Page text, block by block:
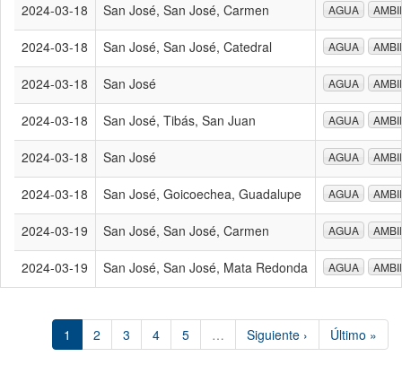
2024-03-18 San José, San José, Carmen AGUA
2024-03-18 San José, San José, Catedral AGUA
2024-03-18 San José AGUA
2024-03-18 San José, Tibás, San Juan AGUA
2024-03-18 San José AGUA
2024-03-18 San José, Goicoechea, Guadalupe AGUA
2024-03-19 San José, San José, Carmen AGUA
2024-03-19 San José, San José, Mata Redonda AGUA
1 2 3 4 5 … Siguiente › Último »